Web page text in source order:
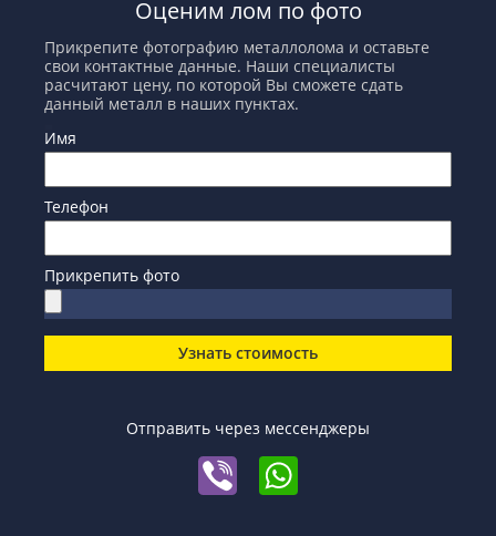
Оценим лом по фото
Прикрепите фотографию металлолома и оставьте
свои контактные данные. Наши специалисты
расчитают цену, по которой Вы сможете сдать
данный металл в наших пунктах.
Имя
Телефон
Прикрепить фото
Узнать стоимость
Отправить через мессенджеры